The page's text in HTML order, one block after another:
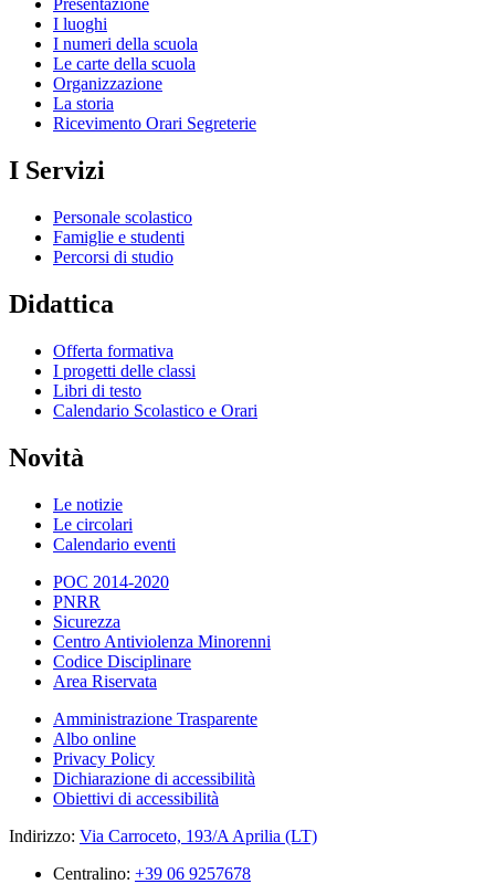
Presentazione
I luoghi
I numeri della scuola
Le carte della scuola
Organizzazione
La storia
Ricevimento Orari Segreterie
I Servizi
Personale scolastico
Famiglie e studenti
Percorsi di studio
Didattica
Offerta formativa
I progetti delle classi
Libri di testo
Calendario Scolastico e Orari
Novità
Le notizie
Le circolari
Calendario eventi
POC 2014-2020
PNRR
Sicurezza
Centro Antiviolenza Minorenni
Codice Disciplinare
Area Riservata
Amministrazione Trasparente
Albo online
Privacy Policy
Dichiarazione di accessibilità
Obiettivi di accessibilità
Indirizzo: Via Carroceto, 193/A Aprilia (LT)
Centralino: +39 06 9257678